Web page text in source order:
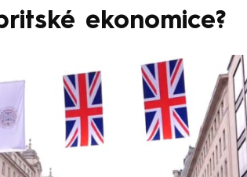
ekonomice?